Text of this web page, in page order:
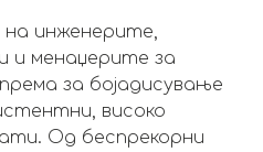
на инженерите,
и менаџерите за
за бојадисување
високо
Од беспрекорни